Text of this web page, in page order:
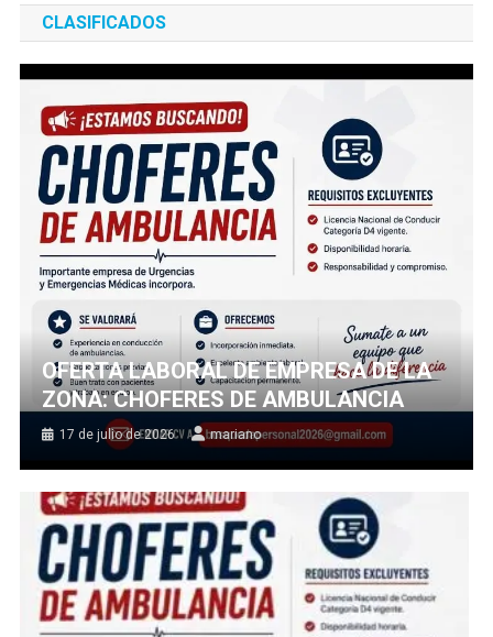
CLASIFICADOS
OFERTA LABORAL DE EMPRESA DE LA
ZONA: CHOFERES DE AMBULANCIA
17 de julio de 2026 mariano